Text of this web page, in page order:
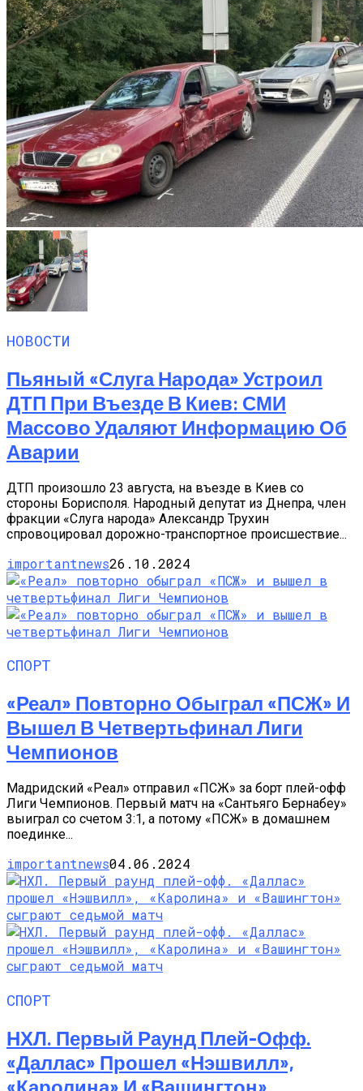
НОВОСТИ
Пьяный «слуга Народа» Устроил
ДТП При Въезде В Киев: СМИ
Массово Удаляют Информацию Об
Аварии
ДТП произошло 23 августа, на въезде в Киев со
стороны Борисполя. Народный депутат из Днепра, член
фракции «Слуга народа» Александр Трухин
спровоцировал дорожно-транспортное происшествие...
importantnews26.10.2024
СПОРТ
«Реал» Повторно Обыграл «ПСЖ» И
Вышел В Четвертьфинал Лиги
Чемпионов
Мадридский «Реал» отправил «ПСЖ» за борт плей-офф
Лиги Чемпионов. Первый матч на «Сантьяго Бернабеу»
выиграл со счетом 3:1, а потому «ПСЖ» в домашнем
поединке...
importantnews04.06.2024
СПОРТ
НХЛ. Первый Раунд Плей-Офф.
«Даллас» Прошел «Нэшвилл»,